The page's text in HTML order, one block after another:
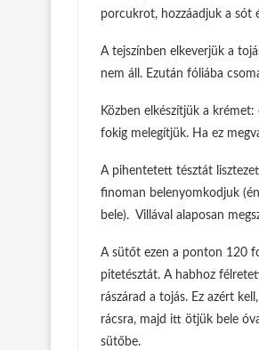
porcukrot, hozzáadjuk a sót
A tejszínben elkeverjük a
nem áll. Ezután fóliába
Közben elkészítjük a
fokig melegítjük. Ha ez
A pihentetett tésztát
finoman belenyomkodjuk
bele). Villával alaposan
A sütőt ezen a ponton 120
pitetésztát. A habhoz
rászárad a tojás. Ez azért
rácsra, majd itt ötjük bele
sütőbe.